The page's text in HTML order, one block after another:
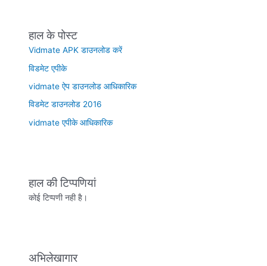
हाल के पोस्ट
Vidmate APK डाउनलोड करें
विडमेट एपीके
vidmate ऐप डाउनलोड आधिकारिक
विडमेट डाउनलोड 2016
vidmate एपीके आधिकारिक
हाल की टिप्पणियां
कोई टिप्पणी नही है।
अभिलेखागार